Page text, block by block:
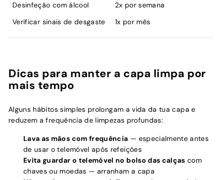
Desinfeção com álcool
2x por semana
Verificar sinais de desgaste
1x por mês
Dicas para manter a capa limpa por
mais tempo
Alguns hábitos simples prolongam a vida da tua capa e
reduzem a frequência de limpezas profundas:
Lava as mãos com frequência — especialmente antes
de usar o telemóvel após refeições
Evita guardar o telemóvel no bolso das calças com
chaves ou moedas — arranham a capa